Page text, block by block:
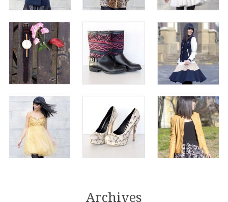
Archives